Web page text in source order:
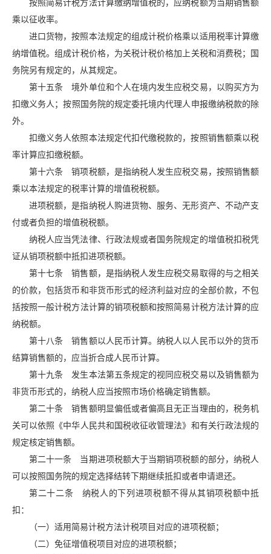
按照简易计税方法计算缴纳增值税的，应纳税额为当期销售额
乘以征收率。
进口货物，按照本法规定的组成计税价格乘以适用税率计算缴
纳增值税。组成计税价格，为关税计税价格加上关税和消费税；国
务院另有规定的，从其规定。
第十五条 境外单位和个人在境内发生应税交易，以购买方为
扣缴义务人；按照国务院的规定委托境内代理人申报缴纳税款的除
外。
扣缴义务人依照本法规定代扣代缴税款的，按照销售额乘以税
率计算应扣缴税额。
第十六条 销项税额，是指纳税人发生应税交易，按照销售额
乘以本法规定的税率计算的增值税税额。
进项税额，是指纳税人购进货物、服务、无形资产、不动产支
付或者负担的增值税税额。
纳税人应当凭法律、行政法规或者国务院规定的增值税扣税凭
证从销项税额中抵扣进项税额。
第十七条 销售额，是指纳税人发生应税交易取得的与之相关
的价款，包括货币和非货币形式的经济利益对应的全部价款，不包
括按照一般计税方法计算的销项税额和按照简易计税方法计算的应
纳税额。
第十八条 销售额以人民币计算。纳税人以人民币以外的货币
结算销售额的，应当折合成人民币计算。
第十九条 发生本法第五条规定的视同应税交易以及销售额为
非货币形式的，纳税人应当按照市场价格确定销售额。
第二十条 销售额明显偏低或者偏高且无正当理由的，税务机
关可以依照《中华人民共和国税收征收管理法》和有关行政法规的
规定核定销售额。
第二十一条 当期进项税额大于当期销项税额的部分，纳税人
可以按照国务院的规定选择结转下期继续抵扣或者申请退还。
第二十二条 纳税人的下列进项税额不得从其销项税额中抵
扣：
（一）适用简易计税方法计税项目对应的进项税额；
（二）免征增值税项目对应的进项税额；